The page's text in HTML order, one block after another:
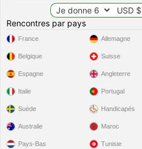
Rencontres par pays
France
Belgique
Espagne
Italie
Suède
Allemagne
Suisse
Angleterre
Portugal
Handicapés
Australie
Pays-Bas
Maroc
Tunisie